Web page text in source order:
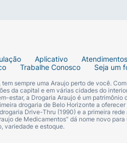
Aplicativo
Trabalhe Conosco Seja um
sempre uma Araujo perto de você.
da capital e em várias cidades do
estar, a Drogaria Araujo é um
drogaria de Belo Horizonte a
Drive-Thru (1990) e a primeira
de Medicamentos” dá nome novo
variedade e estoque.